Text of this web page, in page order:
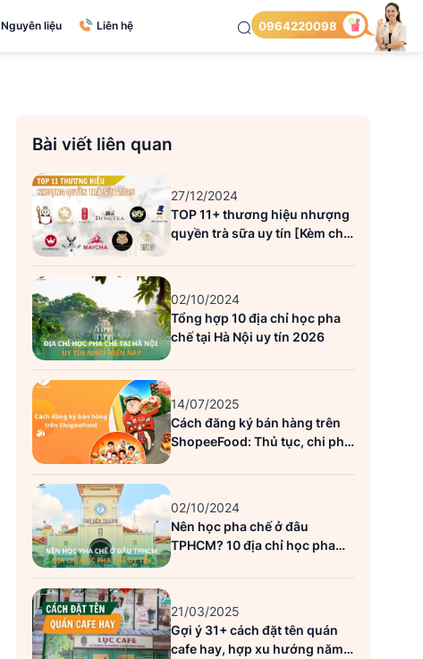
Nguyên liệu Liên hệ 0964220098
Bài viết liên quan
27/12/2024
TOP 11+ thương hiệu nhượng
quyền trà sữa uy tín [Kèm chi
02/10/2024
Tổng hợp 10 địa chỉ học pha
chế tại Hà Nội uy tín 2026
14/07/2025
Cách đăng ký bán hàng trên
ShopeeFood: Thủ tục, chi phí
02/10/2024
Nên học pha chế ở đâu
TPHCM? 10 địa chỉ học pha
chế uy tín
21/03/2025
Gợi ý 31+ cách đặt tên quán
cafe hay, hợp xu hướng năm